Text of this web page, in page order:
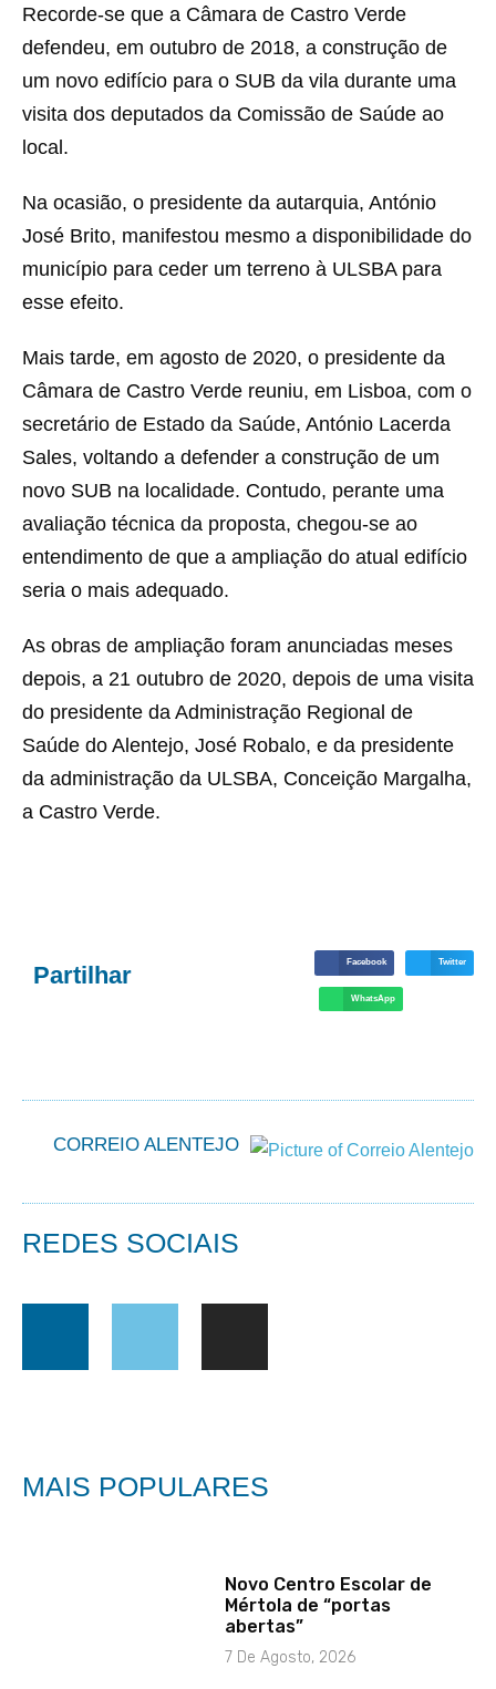
Recorde-se que a Câmara de Castro Verde
defendeu, em outubro de 2018, a construção de
um novo edifício para o SUB da vila durante uma
visita dos deputados da Comissão de Saúde ao
local.
Na ocasião, o presidente da autarquia, António
José Brito, manifestou mesmo a disponibilidade do
município para ceder um terreno à ULSBA para
esse efeito.
Mais tarde, em agosto de 2020, o presidente da
Câmara de Castro Verde reuniu, em Lisboa, com o
secretário de Estado da Saúde, António Lacerda
Sales, voltando a defender a construção de um
novo SUB na localidade. Contudo, perante uma
avaliação técnica da proposta, chegou-se ao
entendimento de que a ampliação do atual edifício
seria o mais adequado.
As obras de ampliação foram anunciadas meses
depois, a 21 outubro de 2020, depois de uma visita
do presidente da Administração Regional de
Saúde do Alentejo, José Robalo, e da presidente
da administração da ULSBA, Conceição Margalha,
a Castro Verde.
Partilhar Facebook Twitter
WhatsApp
CORREIO ALENTEJO
REDES SOCIAIS
MAIS POPULARES
Novo Centro Escolar de
Mértola de “portas
abertas”
7 De Agosto, 2026